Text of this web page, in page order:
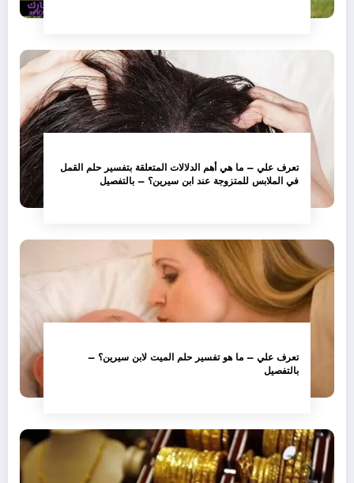
تعرف علي – ما هي أهم الدلالات المتعلقة بتفسير حلم القمل
في الملابس للمتزوجة عند ابن سيرين؟ – بالتفصيل
تعرف علي – ما هو تفسير حلم الميت لابن سيرين؟ –
بالتفصيل